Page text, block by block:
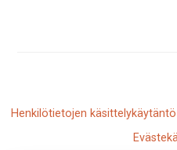
Henkilötietojen käsittelykäytäntö